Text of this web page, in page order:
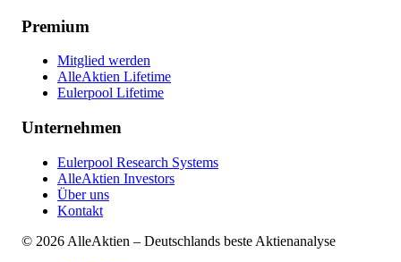
Premium
Mitglied werden
AlleAktien Lifetime
Eulerpool Lifetime
Unternehmen
Eulerpool Research Systems
AlleAktien Investors
Über uns
Kontakt
© 2026 AlleAktien – Deutschlands beste Aktienanalyse